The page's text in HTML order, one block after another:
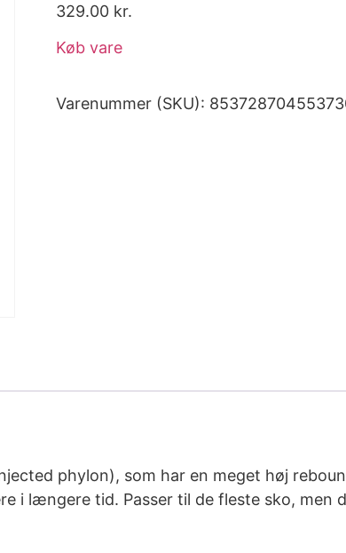
329.00 kr.
Køb vare
Varenummer (SKU):
phylon), som har en meget høj
i længere tid. Passer til de fleste sko, men